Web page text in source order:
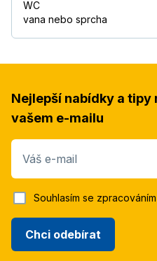
WC
vana nebo sprcha
Nejlepší nabídky a tipy
vašem e-mailu
Váš e-mail
Chci odebírat
Souhlasím se zpracováním